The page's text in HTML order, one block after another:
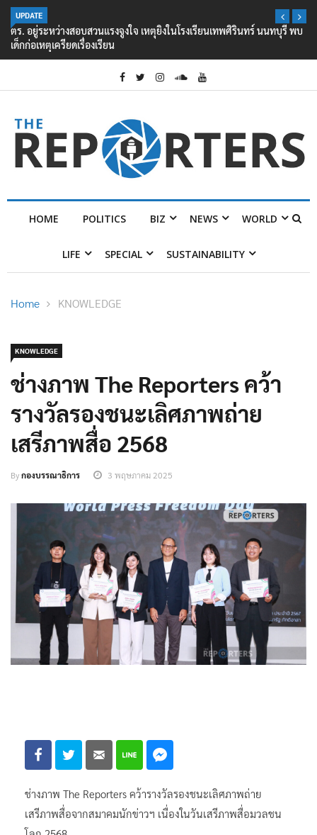
UPDATE
ตร. อยู่ระหว่างสอบสวนแรงจูงใจ เหตุยิงในโรงเรียนเทพศิรินทร์ นนทบุรี พบ
เด็กก่อเหตุเครียดเรื่องเรียน
HOME POLITICS BIZ NEWS WORLD
LIFE SPECIAL SUSTAINABILITY
Home KNOWLEDGE
KNOWLEDGE
ช่างภาพ The Reporters คว้า
รางวัลรองชนะเลิศภาพถ่าย
เสรีภาพสื่อ 2568
Byกองบรรณาธิการ 3 พฤษภาคม 2025
ช่างภาพ The Reporters คว้ารางวัลรองชนะเลิศภาพถ่าย
เสรีภาพสื่อจากสมาคมนักข่าวฯ เนื่องในวันเสรีภาพสื่อมวลชน